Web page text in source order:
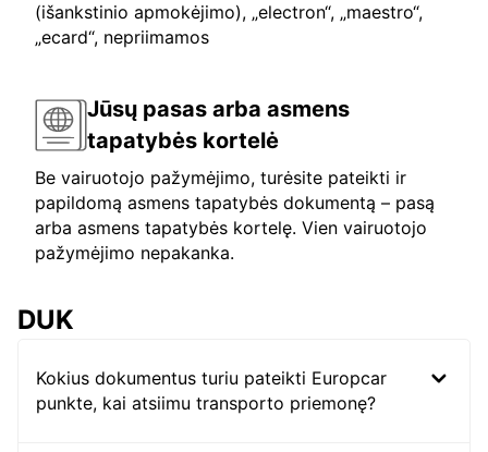
(išankstinio apmokėjimo), „electron“, „maestro“,
„ecard“, nepriimamos
Jūsų pasas arba asmens
tapatybės kortelė
Be vairuotojo pažymėjimo, turėsite pateikti ir
papildomą asmens tapatybės dokumentą – pasą
arba asmens tapatybės kortelę. Vien vairuotojo
pažymėjimo nepakanka.
DUK
Kokius dokumentus turiu pateikti Europcar
punkte, kai atsiimu transporto priemonę?